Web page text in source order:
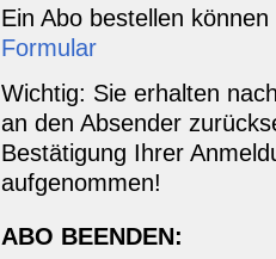
Ein Abo bestellen
Formular
Wichtig: Sie erhalten
an den Absender
Bestätigung Ihrer
aufgenommen!
ABO BEENDEN: